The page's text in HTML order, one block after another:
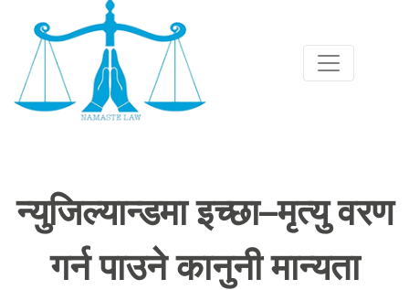
न्युजिल्यान्डमा इच्छा–मृत्यु वरण
गर्न पाउने कानुनी मान्यता